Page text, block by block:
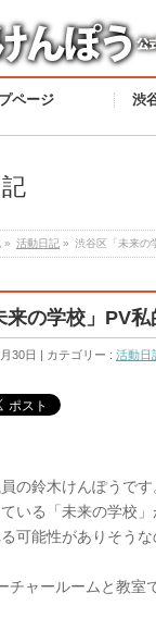
ページ
渋
» 活動日記 » 渋谷区「未来の
来の学校」PV
30日 | カテゴリー : 活動日
の鈴木けんぽうです
いる「未来の学校
可能性がありそう
チャールームと教室